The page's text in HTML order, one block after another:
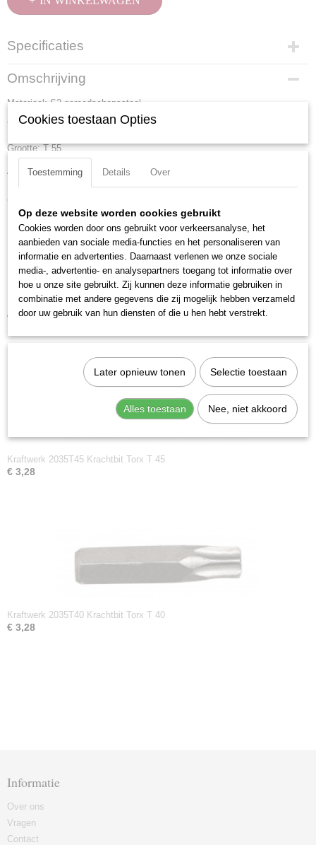
Specificaties
Productcode
305355
EAN code
7612206033398
305355
Omschrijving
Materiaal: S2 gereedschapsstaal
Totale lengte: 30 mm
Grootte: T 55
Aandrijfgrootte: 5/16 inch
Kraftwerk 2035T30 Krachtbit Torx T 30
€ 3,28
Kraftwerk 2035T45 Krachtbit Torx T 45
€ 3,28
Kraftwerk 2035T40 Krachtbit Torx T 40
€ 3,28
Informatie
Over ons
Vragen
Contact
Cookies toestaan Opties
Toestemming Details Over
Op deze website worden cookies gebruikt
Cookies worden door ons gebruikt voor verkeersanalyse, het
aanbieden van sociale media-functies en het personaliseren van
informatie en advertenties. Daarnaast verlenen we onze sociale
media-, advertentie- en analysepartners toegang tot informatie over
hoe u onze site gebruikt. Zij kunnen deze informatie gebruiken in
combinatie met andere gegevens die zij mogelijk hebben verzameld
door uw gebruik van hun diensten of die u hen hebt verstrekt.
Later opnieuw tonen Selectie toestaan
Alles toestaan Nee, niet akkoord